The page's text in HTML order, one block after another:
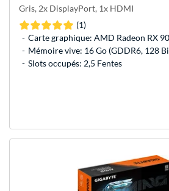
Gris, 2x DisplayPort, 1x HDMI
(1)
Carte graphique: AMD Radeon RX
Mémoire vive: 16 Go (GDDR6, 128
Slots occupés: 2,5 Fentes